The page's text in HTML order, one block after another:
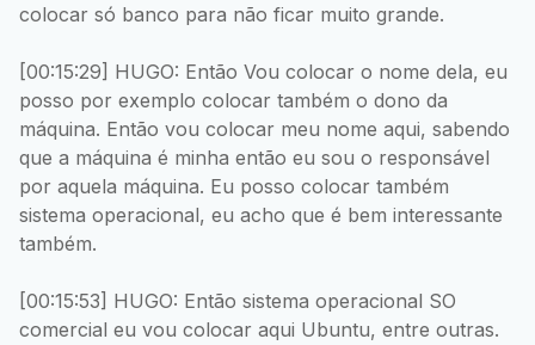
colocar só banco para não ficar muito grande.
[00:15:29] HUGO: Então Vou colocar o nome dela, eu
posso por exemplo colocar também o dono da
máquina. Então vou colocar meu nome aqui, sabendo
que a máquina é minha então eu sou o responsável
por aquela máquina. Eu posso colocar também
sistema operacional, eu acho que é bem interessante
também.
[00:15:53] HUGO: Então sistema operacional SO
comercial eu vou colocar aqui Ubuntu, entre outras.